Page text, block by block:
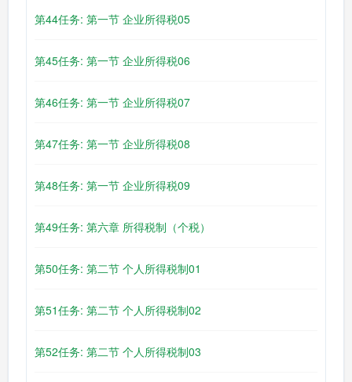
第44任务: 第一节 企业所得税05
第45任务: 第一节 企业所得税06
第46任务: 第一节 企业所得税07
第47任务: 第一节 企业所得税08
第48任务: 第一节 企业所得税09
第49任务: 第六章 所得税制（个税）
第50任务: 第二节 个人所得税制01
第51任务: 第二节 个人所得税制02
第52任务: 第二节 个人所得税制03